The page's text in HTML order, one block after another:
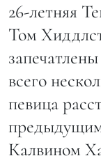
26-летняя
Том
всего
певица
Калвином